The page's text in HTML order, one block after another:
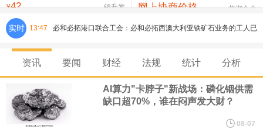
氯化镍 38,300—40,300 39,300 0
¥42 锦升发 网上协商价格 芜湖合金
实时 13:47 必和必拓港口联合工会：必和必拓西澳大利亚铁矿石业务的工人已
通知，将于8月9日实施24小时停工。
8月7日，宇树科技董事长王兴兴网上路演时表示，报告期内，公司
研发费用金额分别为4,995.18万元、7,001.70万元、14,496.56万
资讯 要闻 财经 法规 统计 分析
AI算力"卡脖子"新战场：磷化铟供需
缺口超70%，谁在闷声发大财？
08-07